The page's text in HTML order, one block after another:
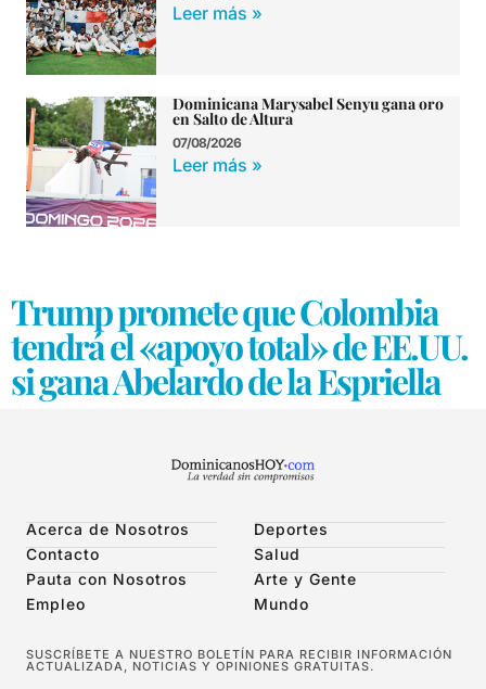
Leer más »
Dominicana Marysabel Senyu gana oro
en Salto de Altura
07/08/2026
Leer más »
Trump promete que Colombia
tendrá el «apoyo total» de EE.UU.
si gana Abelardo de la Espriella
Acerca de Nosotros
Contacto
Pauta con Nosotros
Empleo
Deportes
Salud
Arte y Gente
Mundo
SUSCRÍBETE A NUESTRO BOLETÍN PARA RECIBIR INFORMACIÓN
ACTUALIZADA, NOTICIAS Y OPINIONES GRATUITAS.